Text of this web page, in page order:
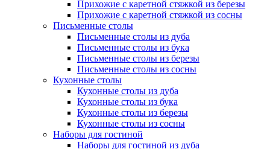
Прихожие с каретной стяжкой из березы
Прихожие с каретной стяжкой из сосны
Письменные столы
Письменные столы из дуба
Письменные столы из бука
Письменные столы из березы
Письменные столы из сосны
Кухонные столы
Кухонные столы из дуба
Кухонные столы из бука
Кухонные столы из березы
Кухонные столы из сосны
Наборы для гостиной
Наборы для гостиной из дуба